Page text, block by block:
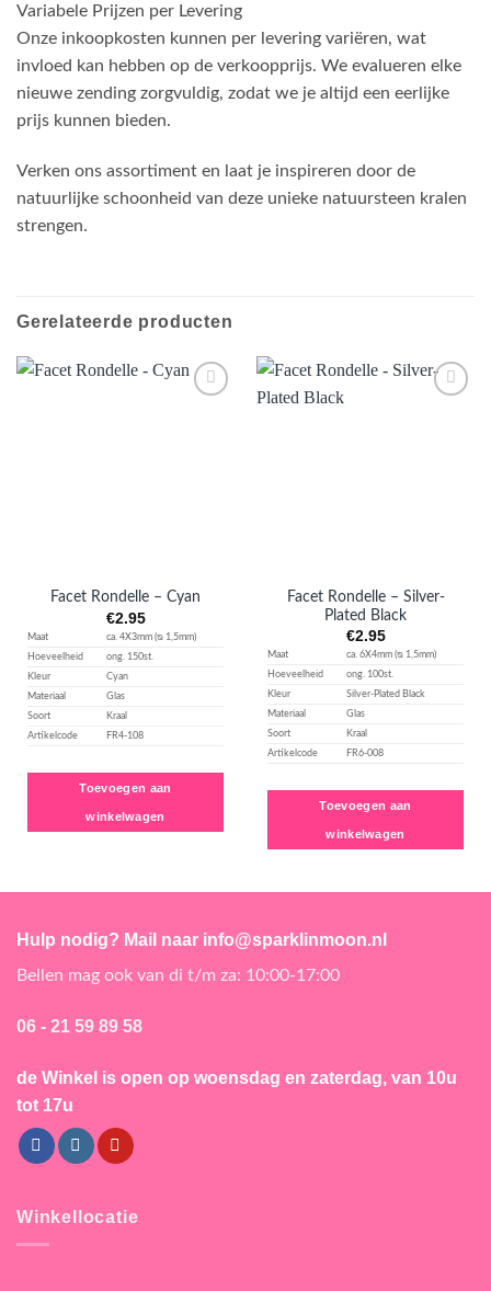
Variabele Prijzen per Levering
Onze inkoopkosten kunnen per levering variëren, wat
invloed kan hebben op de verkoopprijs. We evalueren elke
nieuwe zending zorgvuldig, zodat we je altijd een eerlijke
prijs kunnen bieden.
Verken ons assortiment en laat je inspireren door de
natuurlijke schoonheid van deze unieke natuursteen kralen
strengen.
Gerelateerde producten
Facet Rondelle – Cyan
€2.95
Maat
ca. 4X3mm (ᴓ 1,5mm)
Hoeveelheid
ong. 150st.
Kleur
Cyan
Materiaal
Glas
Soort
Kraal
Artikelcode
FR4-108
Toevoegen aan
winkelwagen
Facet Rondelle – Silver-
Plated Black
€2.95
Maat
ca. 6X4mm (ᴓ 1,5mm)
Hoeveelheid
ong. 100st.
Kleur
Silver-Plated Black
Materiaal
Glas
Soort
Kraal
Artikelcode
FR6-008
Toevoegen aan
winkelwagen
Hulp nodig? Mail naar info@sparklinmoon.nl
Bellen mag ook van di t/m za: 10:00-17:00
06 - 21 59 89 58
de Winkel is open op woensdag en zaterdag, van 10u
tot 17u
Winkellocatie